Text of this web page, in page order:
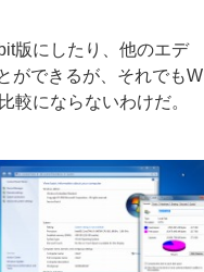
版にしたり、他のエデ
ができるが、それでもW
較にならないわけだ。